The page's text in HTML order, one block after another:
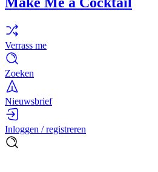
Verrass me
Zoeken
Nieuwsbrief
Inloggen / registreren